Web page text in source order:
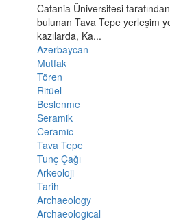
Catania Üniversitesi
bulunan Tava Tepe yerleşim
kazılarda, Ka...
Azerbaycan
Mutfak
Tören
Ritüel
Beslenme
Seramik
Ceramic
Tava Tepe
Tunç Çağı
Arkeoloji
Tarih
Archaeology
Archaeological